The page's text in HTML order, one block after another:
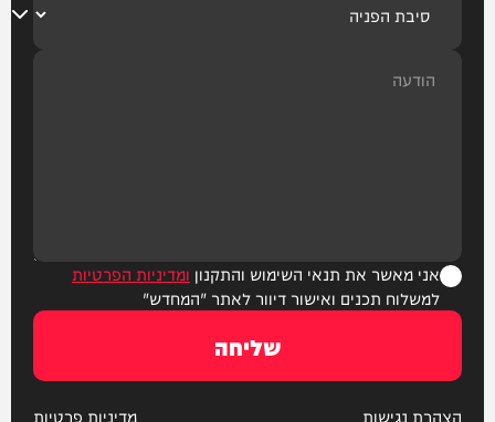
אני מאשר את תנאי השימוש והתקנון ומדיניות הפרטיות
למשלוח תכנים ואישור דיוור לאתר "המחדש"
שליחה
הצהרת נגישות מדיניות פרטיות